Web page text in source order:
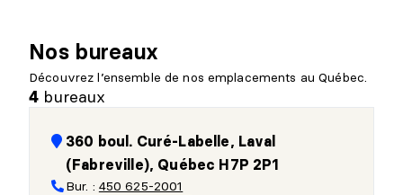
Nos bureaux
Découvrez l’ensemble de nos emplacements au Québec.
4 bureaux
360 boul. Curé-Labelle, Laval
(Fabreville), Québec H7P 2P1
Bur. : 450 625-2001